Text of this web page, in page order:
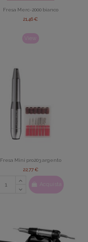
Fresa Merc-2000 bianco
21,46 €
View
Fresa Mini pro203 argento
22,77 €
Acquista